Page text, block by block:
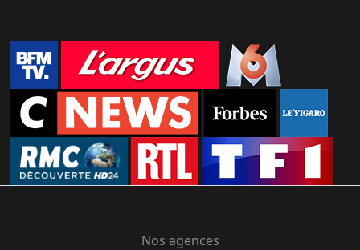
Nos agences